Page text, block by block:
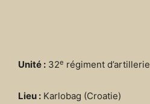
Unité : 32e régiment d’artillerie
Lieu : Karlobag (Croatie)